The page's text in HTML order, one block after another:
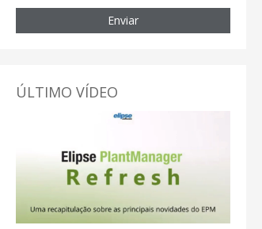
Enviar
ÚLTIMO VÍDEO